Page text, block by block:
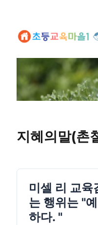
지혜의말(촌
미셀 리 교육
는 행위는 "
하다. "